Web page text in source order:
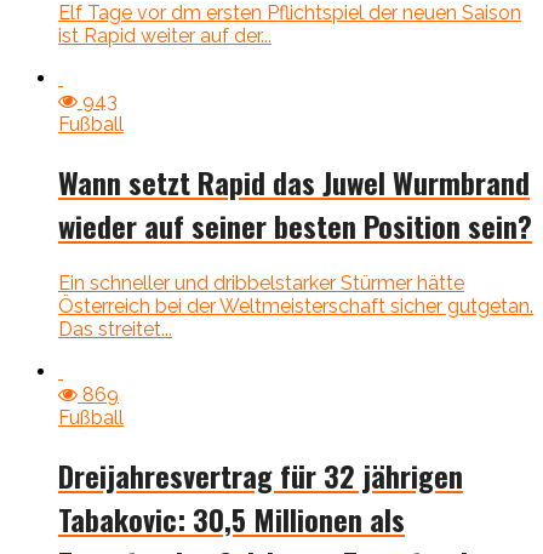
Elf Tage vor dm ersten Pflichtspiel der neuen Saison
ist Rapid weiter auf der...
943
Fußball
Wann setzt Rapid das Juwel Wurmbrand
wieder auf seiner besten Position sein?
Ein schneller und dribbelstarker Stürmer hätte
Österreich bei der Weltmeisterschaft sicher gutgetan.
Das streitet...
869
Fußball
Dreijahresvertrag für 32 jährigen
Tabakovic: 30,5 Millionen als